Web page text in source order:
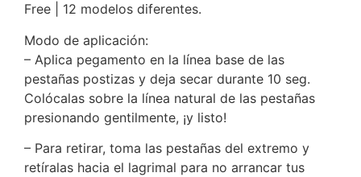
Free | 12 modelos diferentes.
Modo de aplicación:
– Aplica pegamento en la línea base de las
pestañas postizas y deja secar durante 10 seg.
Colócalas sobre la línea natural de las pestañas
presionando gentilmente, ¡y listo!
– Para retirar, toma las pestañas del extremo y
retíralas hacia el lagrimal para no arrancar tus